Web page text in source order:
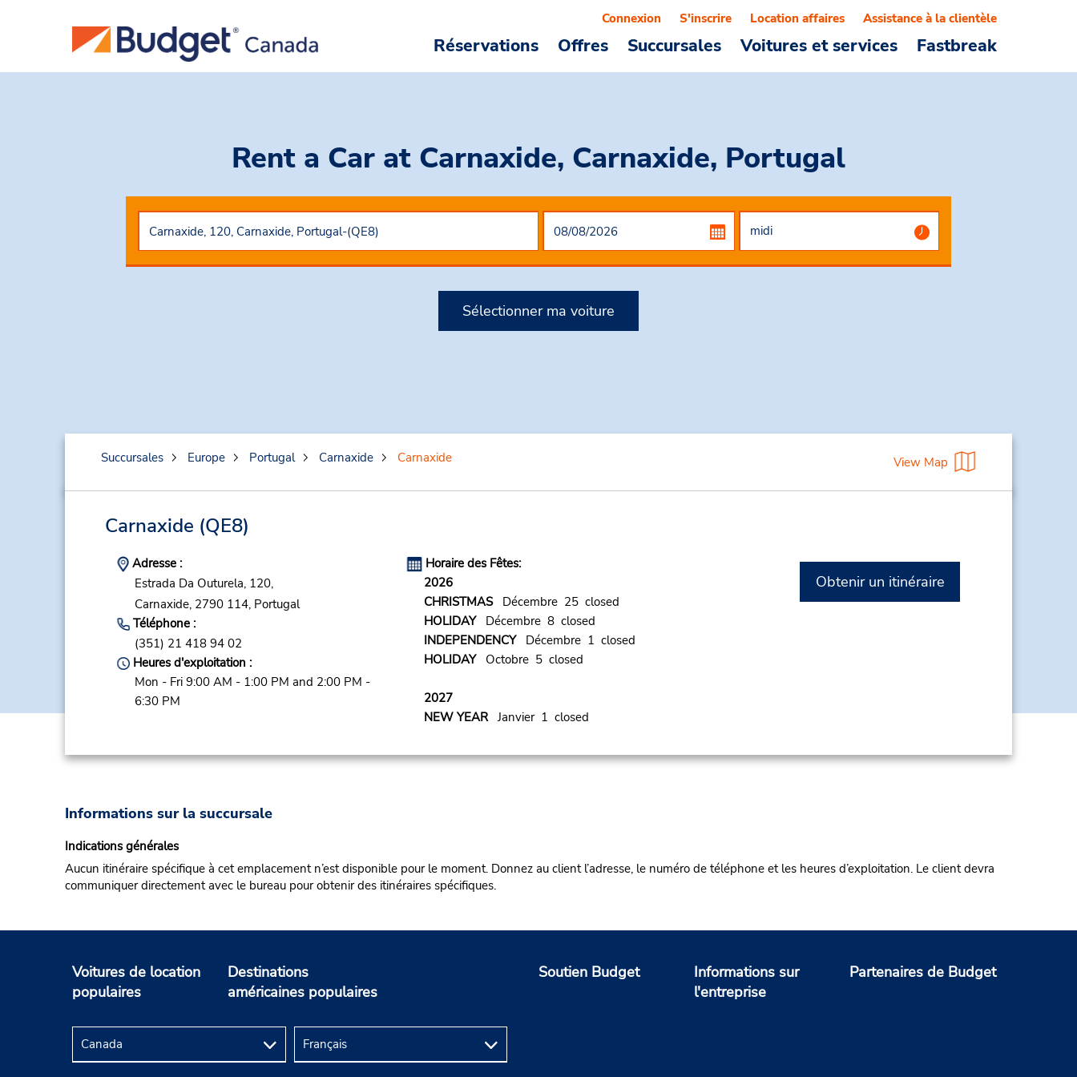
Réservations Offres Succursales Voitures et services Fastbreak
Connexion S'inscrire Location affaires Assistance à la clientèle
Rent a Car at Carnaxide, Carnaxide, Portugal
Sélectionner ma voiture
Succursales Europe Portugal Carnaxide Carnaxide View Map
Carnaxide (QE8)
Adresse :
Estrada Da Outurela, 120,
Carnaxide, 2790 114, Portugal
Téléphone :
(351) 21 418 94 02
Heures d'exploitation :
Mon - Fri 9:00 AM - 1:00 PM and 2:00 PM -
6:30 PM
Horaire des Fêtes:
2026
CHRISTMASDécembre 25 closed
HOLIDAYDécembre 8 closed
INDEPENDENCYDécembre 1 closed
HOLIDAYOctobre 5 closed
2027
NEW YEARJanvier 1 closed
Obtenir un itinéraire
Informations sur la succursale
Indications générales
Aucun itinéraire spécifique à cet emplacement n’est disponible pour le moment. Donnez au client l’adresse, le numéro de téléphone et les heures d’exploitation. Le client devra
communiquer directement avec le bureau pour obtenir des itinéraires spécifiques.
Voitures de location
populaires
Destinations
américaines populaires
Soutien Budget
Informations sur
l'entreprise
Partenaires de Budget